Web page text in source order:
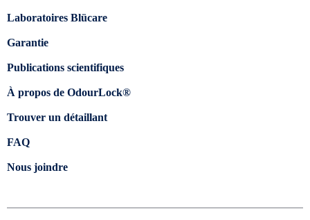
Laboratoires Blücare
Garantie
Publications scientifiques
À propos de OdourLock®
Trouver un détaillant
FAQ
Nous joindre